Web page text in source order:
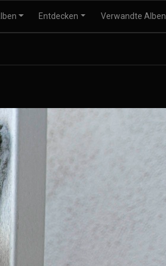
Entdecken Verwandte Alben